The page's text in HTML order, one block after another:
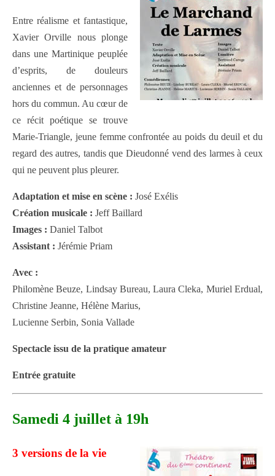
Entre réalisme et fantastique,
Xavier Orville nous plonge
dans une Martinique peuplée
d’esprits, de douleurs
anciennes et de personnages
hors du commun. Au cœur de
ce récit poétique se trouve
Marie-Triangle, jeune femme confrontée au poids du deuil et du
regard des autres, tandis que Dieudonné vend des larmes à ceux
qui ne peuvent plus pleurer.
Adaptation et mise en scène : José Exélis
Création musicale : Jeff Baillard
Images : Daniel Talbot
Assistant : Jérémie Priam
Avec :
Philomène Beuze, Lindsay Bureau, Laura Cleka, Muriel Erdual,
Christine Jeanne, Hélène Marius,
Lucienne Serbin, Sonia Vallade
Spectacle issu de la pratique amateur
Entrée gratuite
Samedi 4 juillet à 19h
3 versions de la vie